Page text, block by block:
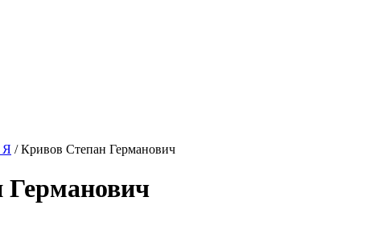
Я /Кривов Степан Германович
Германович